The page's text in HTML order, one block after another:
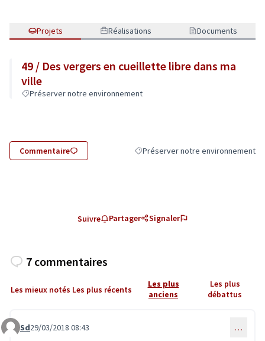
Projets Réalisations Documents
49 / Des vergers en cueillette libre dans ma
ville
Préserver notre environnement
Commentaire Filtrer les résultats de la catégorie
Préserver notre environnement
Suivre Partager Signaler
7 commentaires
Les mieux notés Les plus récents
Les plus
anciens
Les plus
débattus
Commentaire 369
Sd29/03/2018 08:43 …